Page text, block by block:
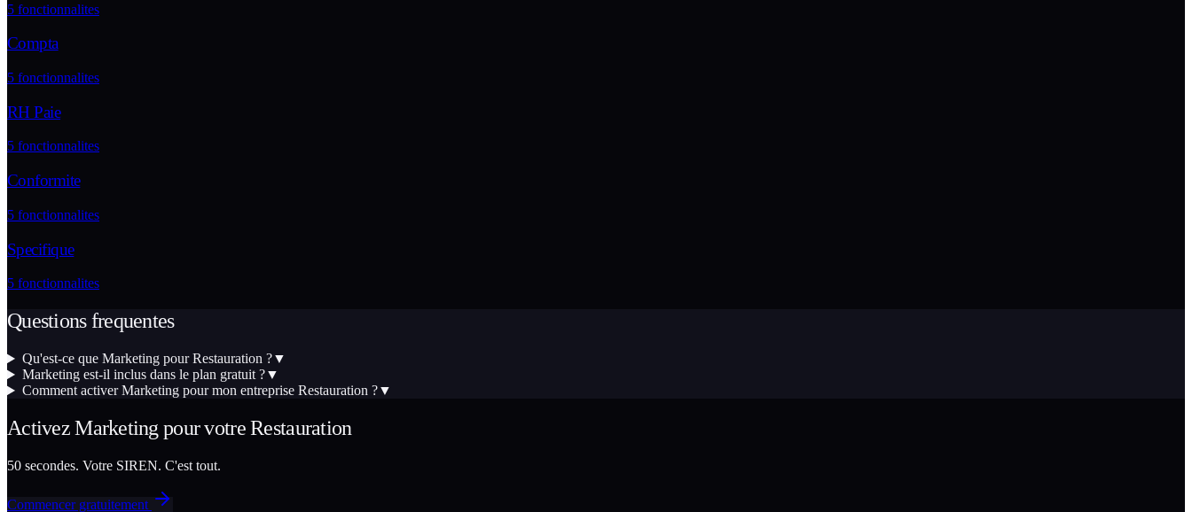
5 fonctionnalites
Compta
5 fonctionnalites
RH Paie
5 fonctionnalites
Conformite
5 fonctionnalites
Specifique
5 fonctionnalites
Questions frequentes
Qu'est-ce que Marketing pour Restauration ?▼
Marketing est-il inclus dans le plan gratuit ?▼
Comment activer Marketing pour mon entreprise Restauration ?▼
ActivezMarketing pour votreRestauration
50 secondes. Votre SIREN. C'est tout.
Commencer gratuitement